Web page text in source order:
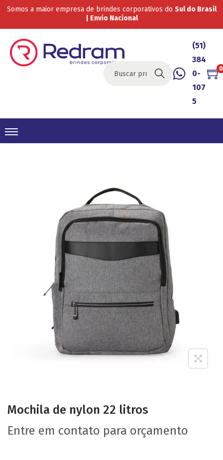
Somos a maior empresa de brindes corporativos do Sul do Brasil
| Envio Nacional
Buscar
(51)
384
0-
107
5
0
Mochila de nylon 22 litros
Entre em contato para orçamento